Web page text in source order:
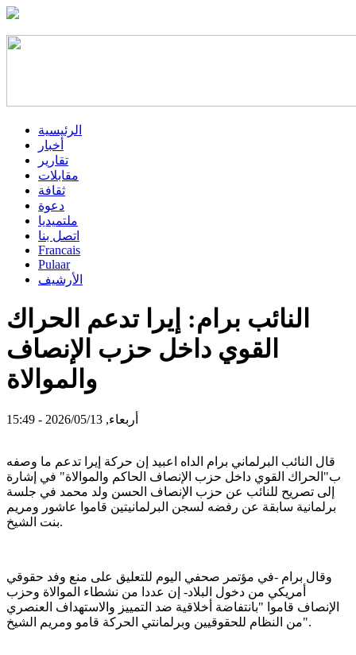
الرئيسية
أخبار
تقارير
مقابلات
ثقافة
دعوة
ملتميديا
اتصل بنا
Francais
Pulaar
الأرشيف
النائب برام: إيرا تدعم الحراك
القوي داخل حزب الإنصاف
والموالاة
أربعاء, 2026/05/13 - 15:49
قال النائب البرلماني برام الداه اعبيد إن حركة إيرا تدعم ما وصفه
ب"الحراك القوي داخل حزب الإنصاف الحاكم والموالاة" في إشارة
إلى تصريح للنائب عن حزب الإنصاف الحسن ولد محمد في جلسة
برلمانية سابقة عن رفضه لسجن البرلمانيتين قاموا عاشور ومريم
بنت الشيخ.
وقال برام -في مؤتمر صحفي اليوم للتعليق على منع وفد حقوقي
أمريكي من دخول البلاد- إن عددا من نشطاء الموالاة وحزب
الإنصاف قاموا "بانتفاضة أخلاقية ضد التمييز والاستهداف العنصري
من النظام للحقوقيين وبرلمانتي الحركة قامو ومريم الشيخ".